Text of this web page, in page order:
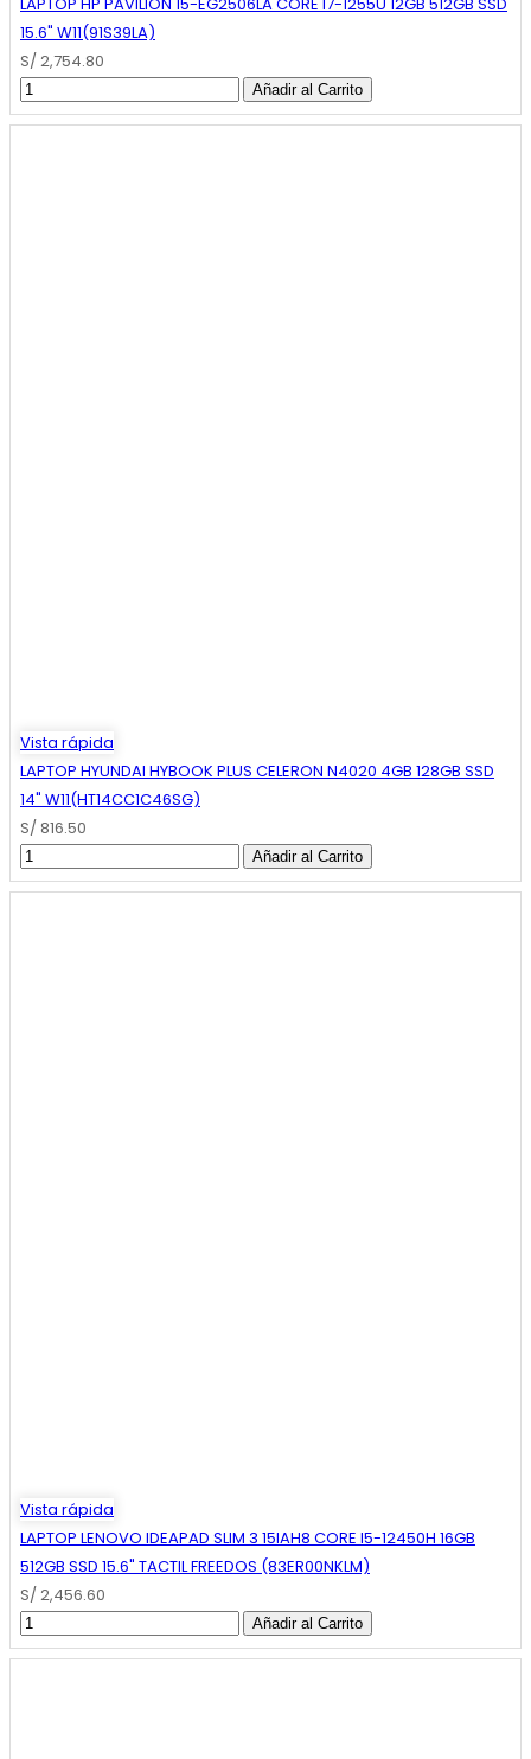
15.6" W11(91S39LA)
S/ 2,754.80
Añadir al Carrito
Vista rápida
LAPTOP HYUNDAI HYBOOK PLUS CELERON N4020 4GB 128GB SSD
14" W11(HT14CC1C46SG)
S/ 816.50
Añadir al Carrito
Vista rápida
LAPTOP LENOVO IDEAPAD SLIM 3 15IAH8 CORE I5-12450H 16GB
512GB SSD 15.6" TACTIL FREEDOS (83ER00NKLM)
S/ 2,456.60
Añadir al Carrito